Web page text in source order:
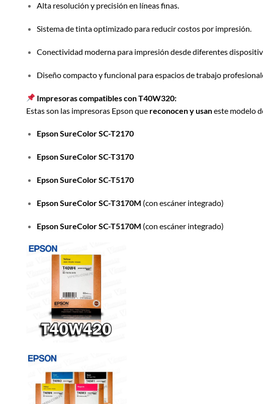
Alta resolución y precisión en líneas finas.
Sistema de tinta optimizado para reducir costos por impresión.
Conectividad moderna para impresión desde diferentes
Diseño compacto y funcional para espacios de trabajo
Impresoras compatibles con T40W320:
Estas son las impresoras Epson que reconocen y usaneste modelo
Epson SureColor SC-T2170
Epson SureColor SC-T3170
Epson SureColor SC-T5170
Epson SureColor SC-T3170M (con escáner integrado)
Epson SureColor SC-T5170M (con escáner integrado)